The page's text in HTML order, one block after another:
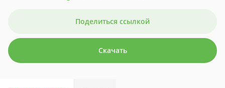
Поделиться ссылкой
Скачать